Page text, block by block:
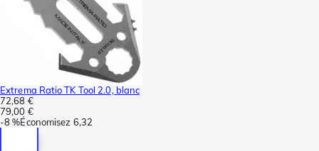
Extrema Ratio TK Tool 2.0, blanc
72,68 €
79,00 €
-8 %Économisez 6,32